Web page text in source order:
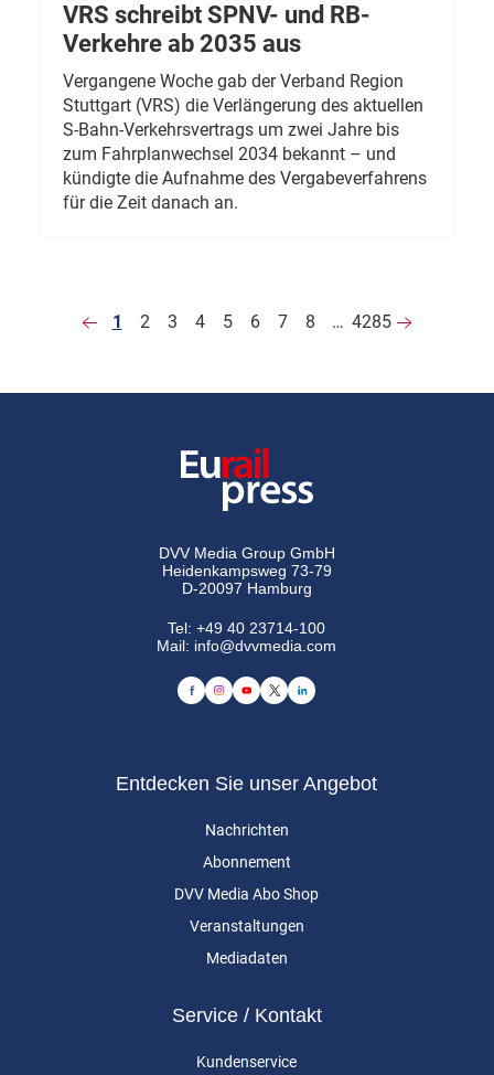
VRS schreibt SPNV- und RB-
Verkehre ab 2035 aus
Vergangene Woche gab der Verband Region
Stuttgart (VRS) die Verlängerung des aktuellen
S-Bahn-Verkehrsvertrags um zwei Jahre bis
zum Fahrplanwechsel 2034 bekannt – und
kündigte die Aufnahme des Vergabeverfahrens
für die Zeit danach an.
1 2 3 4 5 6 7 8 … 4285
DVV Media Group GmbH
Heidenkampsweg 73-79
D-20097 Hamburg
Tel:+49 40 23714-100
Mail: info@dvvmedia.com
Entdecken Sie unser Angebot
Nachrichten
Abonnement
DVV Media Abo Shop
Veranstaltungen
Mediadaten
Service / Kontakt
Kundenservice